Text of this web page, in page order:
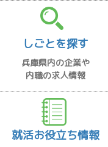
しごとを探す
兵庫県内の企業や
内職の求人情報
就活お役立ち情報